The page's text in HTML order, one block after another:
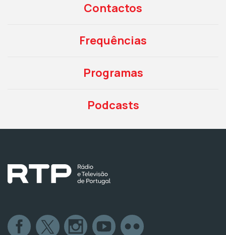
Contactos
Frequências
Programas
Podcasts